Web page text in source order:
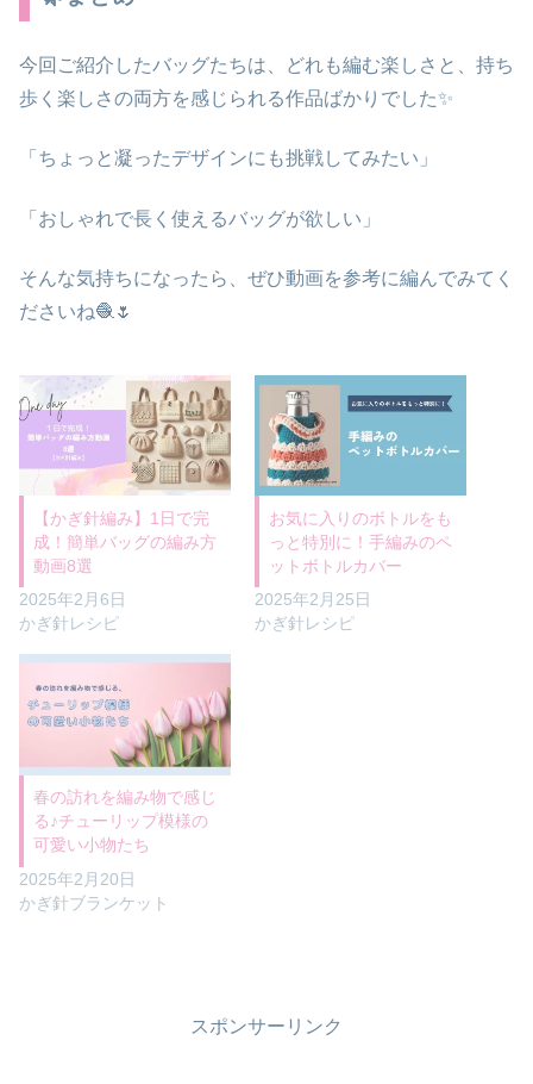
今回ご紹介したバッグたちは、どれも編む楽しさと、持ち
歩く楽しさの両方を感じられる作品ばかりでした✨
「ちょっと凝ったデザインにも挑戦してみたい」
「おしゃれで長く使えるバッグが欲しい」
そんな気持ちになったら、ぜひ動画を参考に編んでみてく
ださいね🧶🌷
【かぎ針編み】1日で完
成！簡単バッグの編み方
動画8選
2025年2月6日
かぎ針レシピ
お気に入りのボトルをも
っと特別に！手編みのペ
ットボトルカバー
2025年2月25日
かぎ針レシピ
春の訪れを編み物で感じ
る♪チューリップ模様の
可愛い小物たち
2025年2月20日
かぎ針ブランケット
スポンサーリンク